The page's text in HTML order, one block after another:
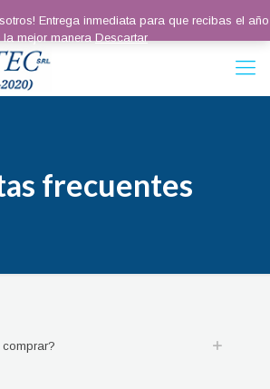
frecuentes
Entrega inmediata para que recibas el año
la mejor maneraDescartar